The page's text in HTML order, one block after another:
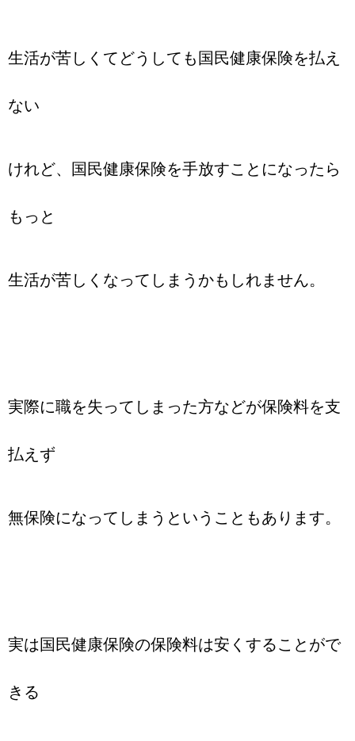
生活が苦しくてどうしても国民健康保険を払え
ない
けれど、国民健康保険を手放すことになったら
もっと
生活が苦しくなってしまうかもしれません。
実際に職を失ってしまった方などが保険料を支
払えず
無保険になってしまうということもあります。
実は国民健康保険の保険料は安くすることがで
きる